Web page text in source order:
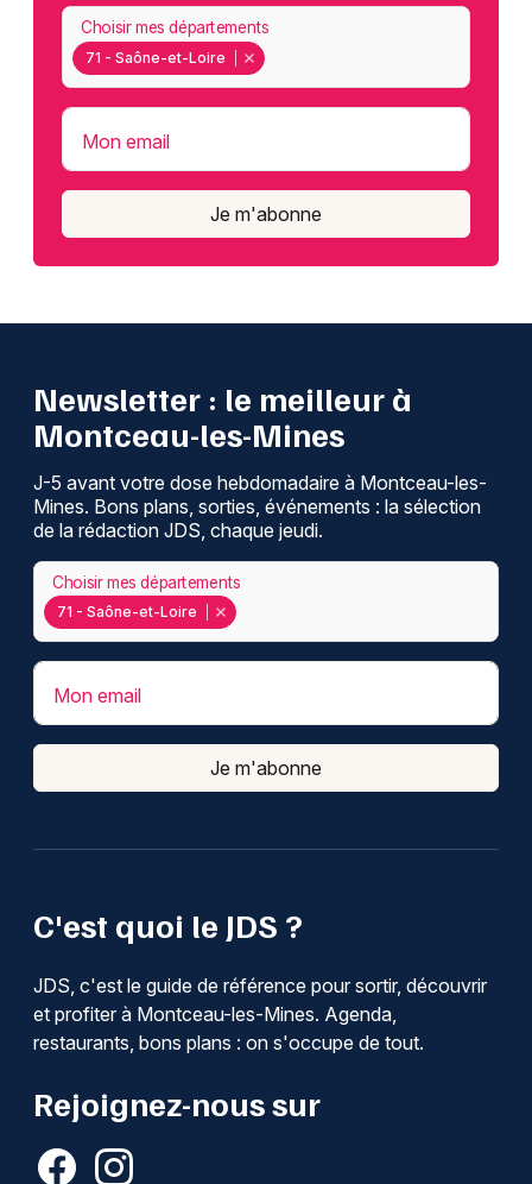
71 - Saône-et-Loire
Choisir mes départements
Mon email
Je m'abonne
C'est quoi le JDS ?
JDS, c'est le guide de référence pour sortir, découvrir
et profiter à Montceau-les-Mines. Agenda,
restaurants, bons plans : on s'occupe de tout.
Rejoignez-nous sur
Newsletter : le meilleur à
Montceau-les-Mines
J-5 avant votre dose hebdomadaire à Montceau-les-
Mines. Bons plans, sorties, événements : la sélection
de la rédaction JDS, chaque jeudi.
71 - Saône-et-Loire
Choisir mes départements
Mon email
Je m'abonne